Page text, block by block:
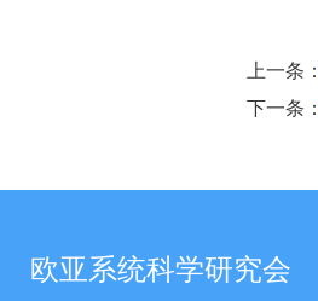
上一条：
下一条：
欧亚系统科学研究会